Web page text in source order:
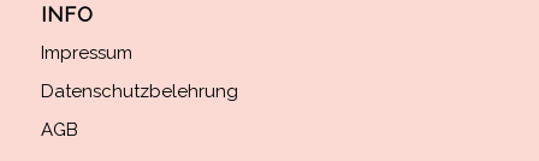
INFO
Impressum
Datenschutzbelehrung
AGB